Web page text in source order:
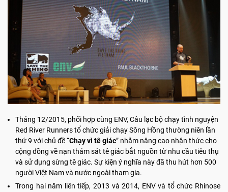
Tháng 12/2015, phối hợp cùng ENV, Câu lạc bộ chạy tình nguyện
Red River Runners tổ chức giải chạy Sông Hồng thường niên lần
thứ 9 với chủ đề “Chạy vì tê giác” nhằm nâng cao nhận thức cho
cộng đồng về nạn thảm sát tê giác bắt nguồn từ nhu cầu tiêu thụ
và sử dụng sừng tê giác. Sự kiện ý nghĩa này đã thu hút hơn 500
người Việt Nam và nước ngoài tham gia.
Trong hai năm liên tiếp, 2013 và 2014, ENV và tổ chức Rhinose